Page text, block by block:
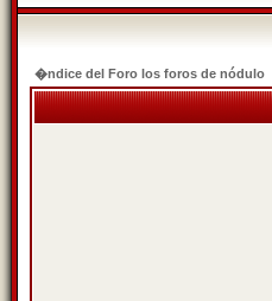
�ndice del Foro los foros de nódulo